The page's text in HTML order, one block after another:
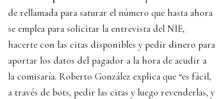
de rellamada para saturar el número que hasta ahora
se emplea para solicitar la entrevista del NIE,
hacerte con las citas disponibles y pedir dinero para
aportar los datos del pagador a la hora de acudir a
la comisaría. Roberto González explica que “es fácil,
a través de bots, pedir las citas y luego revenderlas, y